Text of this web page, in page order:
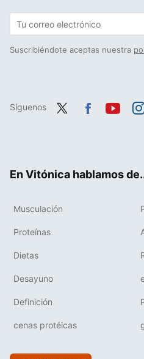
Suscribiéndote aceptas nuestra
Síguenos
En Vitónica hablamos
Musculación
Proteínas
Dietas
Desayuno
Definición
cenas protéicas